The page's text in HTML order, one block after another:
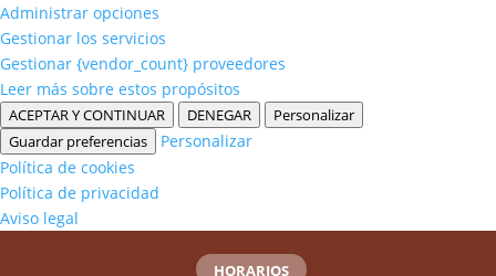
Administrar opciones
Gestionar los servicios
Gestionar {vendor_count} proveedores
Leer más sobre estos propósitos
ACEPTAR Y CONTINUAR DENEGAR
Personalizar
Guardar preferencias
Personalizar
Política de cookies
Política de privacidad
Aviso legal
HORARIOS